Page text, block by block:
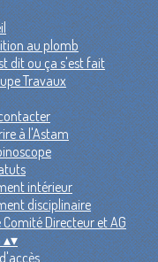
au plomb
dit ou ça s'est fait
Travaux
à l'Astam
intérieur
disciplinaire
Comité Directeur et AG
▴▾